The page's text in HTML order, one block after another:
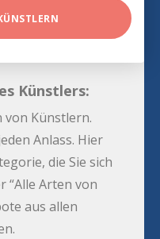
Künstlers:
von Künstlern.
Anlass. Hier
die Sie sich
“Alle Arten von
aus allen